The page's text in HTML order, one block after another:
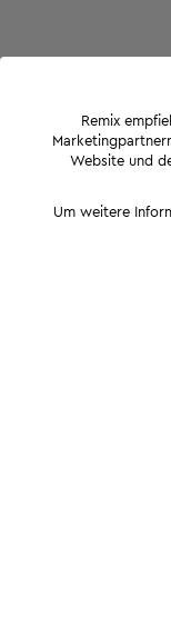
Remix
Website und
Um weitere